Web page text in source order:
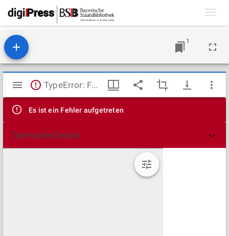
1
Mirador
Viewer
TypeError: Failed to fetch
Es ist ein Fehler aufgetreten
Technische Details